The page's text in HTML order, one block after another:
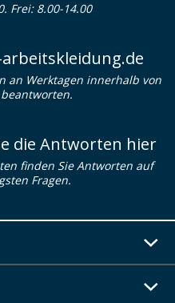
Frei: 8.00-14.00
an Werktagen innerhalb von
die Antworten hier
finden Sie Antworten auf
Fragen.